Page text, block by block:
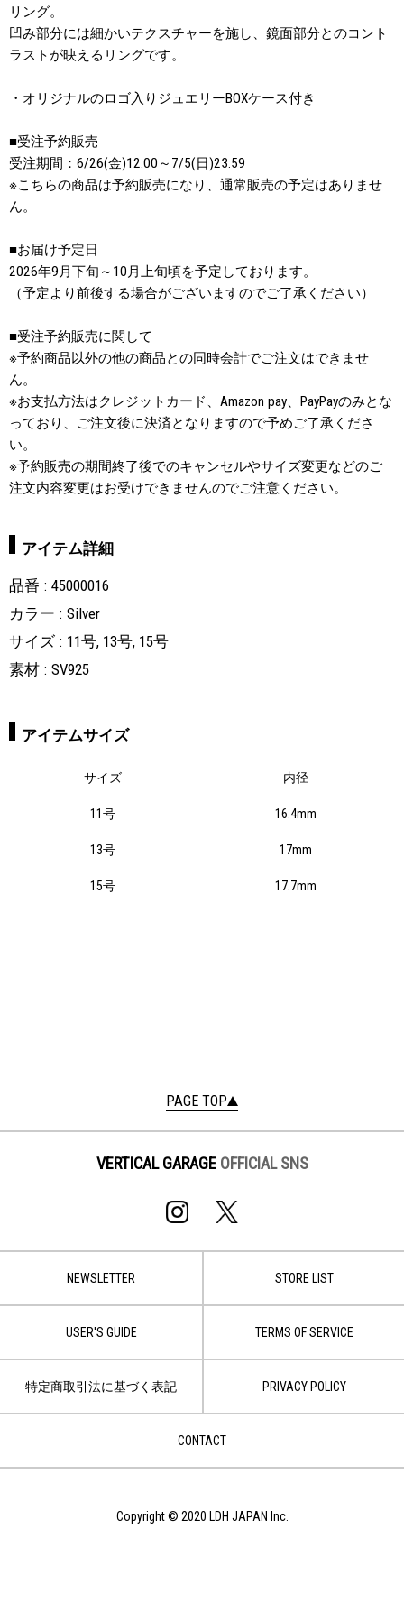
リング。
凹み部分には細かいテクスチャーを施し、鏡面部分とのコント
ラストが映えるリングです。
・オリジナルのロゴ入りジュエリーBOXケース付き
■受注予約販売
受注期間：6/26(金)12:00～7/5(日)23:59
※こちらの商品は予約販売になり、通常販売の予定はありませ
ん。
■お届け予定日
2026年9月下旬～10月上旬頃を予定しております。
（予定より前後する場合がございますのでご了承ください）
■受注予約販売に関して
※予約商品以外の他の商品との同時会計でご注文はできませ
ん。
※お支払方法はクレジットカード、Amazon pay、PayPayのみとな
っており、ご注文後に決済となりますので予めご了承くださ
い。
※予約販売の期間終了後でのキャンセルやサイズ変更などのご
注文内容変更はお受けできませんのでご注意ください。
アイテム詳細
品番
45000016
カラー
Silver
サイズ
11号, 13号, 15号
素材
SV925
アイテムサイズ
サイズ 内径
11号 16.4mm
13号 17mm
15号 17.7mm
PAGE TOP
VERTICAL GARAGE OFFICIAL SNS
NEWSLETTER STORE LIST
USER'S GUIDE TERMS OF SERVICE
特定商取引法に基づく表記 PRIVACY POLICY
CONTACT
Copyright © 2020 LDH JAPAN Inc.